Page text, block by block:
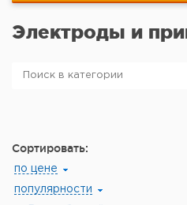
Электроды и
Сортировать:
по цене
популярности